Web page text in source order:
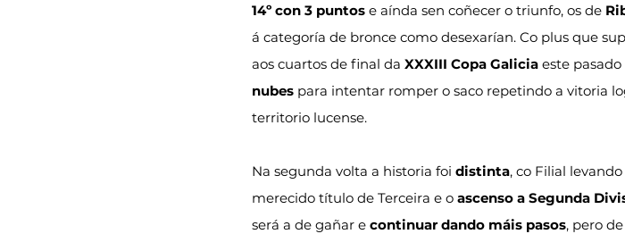
14º con 3 puntos e aínda sen coñecer o triunfo, os de
á categoría de bronce como desexarían. Co plus que
aos cuartos de final da XXXIII Copa Galicia este pasado
nubes para intentar romper o saco repetindo a vitoria
territorio lucense.
Na segunda volta a historia foi distinta, co Filial
merecido título de Terceira e o ascenso a Segunda
será a de gañar e continuar dando máis pasos, pero de